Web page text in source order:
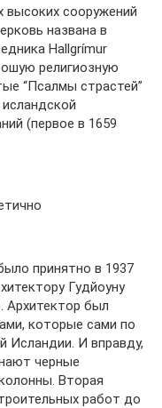
высоких сооружений
названа в
Hallgrímur
религиозную
“Псалмы страстей”
(первое в 1659
принятно в 1937
Гудйоуну
Архитектор был
которые сами по
Исландии. И вправду,
черные
Вторая
работ до